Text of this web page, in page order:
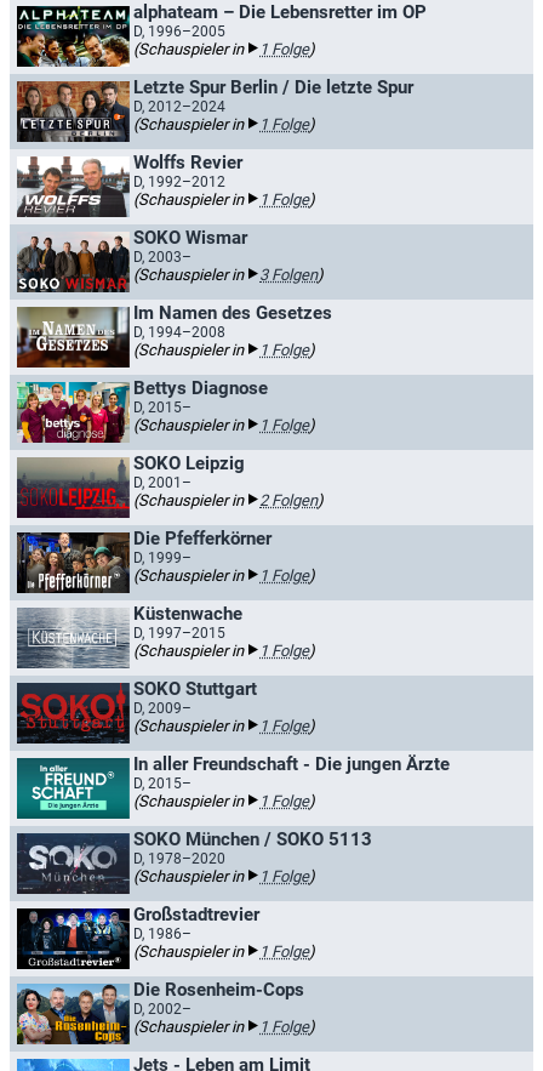
alphateam – Die Lebensretter im OP
D, 1996–2005
(Schauspieler in 1 Folge)
Letzte Spur Berlin / Die letzte Spur
D, 2012–2024
(Schauspieler in 1 Folge)
Wolffs Revier
D, 1992–2012
(Schauspieler in 1 Folge)
SOKO Wismar
D, 2003–
(Schauspieler in 3 Folgen)
Im Namen des Gesetzes
D, 1994–2008
(Schauspieler in 1 Folge)
Bettys Diagnose
D, 2015–
(Schauspieler in 1 Folge)
SOKO Leipzig
D, 2001–
(Schauspieler in 2 Folgen)
Die Pfefferkörner
D, 1999–
(Schauspieler in 1 Folge)
Küstenwache
D, 1997–2015
(Schauspieler in 1 Folge)
SOKO Stuttgart
D, 2009–
(Schauspieler in 1 Folge)
In aller Freundschaft - Die jungen Ärzte
D, 2015–
(Schauspieler in 1 Folge)
SOKO München / SOKO 5113
D, 1978–2020
(Schauspieler in 1 Folge)
Großstadtrevier
D, 1986–
(Schauspieler in 1 Folge)
Die Rosenheim-Cops
D, 2002–
(Schauspieler in 1 Folge)
Jets - Leben am Limit